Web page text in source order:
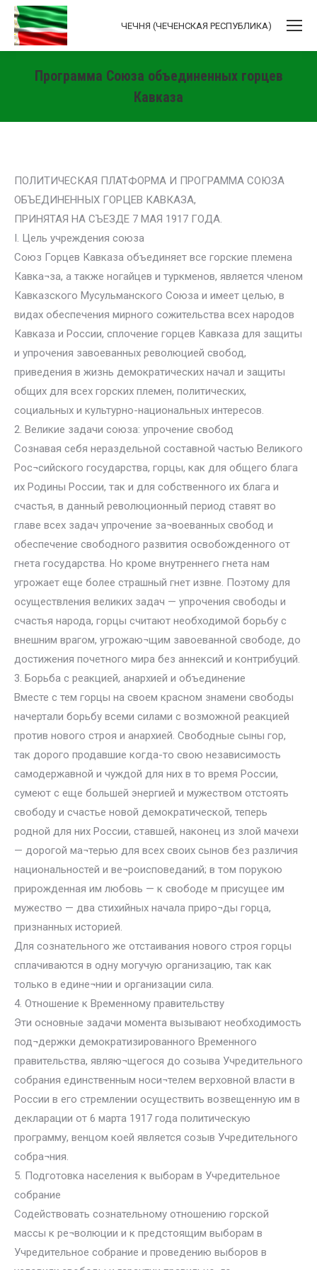
ЧЕЧНЯ (ЧЕЧЕНСКАЯ РЕСПУБЛИКА)
Программа Союза объединенных горцев
Кавказа
ПОЛИТИЧЕСКАЯ ПЛАТФОРМА И ПРОГРАММА СОЮЗА
ОБЪЕДИНЕННЫХ ГОРЦЕВ КАВКАЗА,
ПРИНЯТАЯ НА СЪЕЗДЕ 7 МАЯ 1917 ГОДА.
I. Цель учреждения союза
Союз Горцев Кавказа объединяет все горские племена
Кавка¬за, а также ногайцев и туркменов, является членом
Кавказского Мусульманского Союза и имеет целью, в
видах обеспечения мирного сожительства всех народов
Кавказа и России, сплочение горцев Кавказа для защиты
и упрочения завоеванных революцией свобод,
приведения в жизнь демократических начал и защиты
общих для всех горских племен, политических,
социальных и культурно-национальных интересов.
2. Великие задачи союза: упрочение свобод
Сознавая себя нераздельной составной частью Великого
Рос¬сийского государства, горцы, как для общего блага
их Родины России, так и для собственного их блага и
счастья, в данный революционный период ставят во
главе всех задач упрочение за¬воеванных свобод и
обеспечение свободного развития освобожденного от
гнета государства. Но кроме внутреннего гнета нам
угрожает еще более страшный гнет извне. Поэтому для
осуществления великих задач — упрочения свободы и
счастья народа, горцы считают необходимой борьбу с
внешним врагом, угрожаю¬щим завоеванной свободе, до
достижения почетного мира без аннексий и контрибуций.
3. Борьба с реакцией, анархией и объединение
Вместе с тем горцы на своем красном знамени свободы
начертали борьбу всеми силами с возможной реакцией
против нового строя и анархией. Свободные сыны гор,
так дорого продавшие когда-то свою независимость
самодержавной и чуждой для них в то время России,
сумеют с еще большей энергией и мужеством отстоять
свободу и счастье новой демократической, теперь
родной для них России, ставшей, наконец из злой мачехи
— дорогой ма¬терью для всех своих сынов без различия
национальностей и ве¬роисповеданий; в том порукою
прирожденная им любовь — к свободе м присущее им
мужество — два стихийных начала приро¬ды горца,
признанных историей.
Для сознательного же отстаивания нового строя горцы
сплачиваются в одну могучую организацию, так как
только в едине¬нии и организации сила.
4. Отношение к Временному правительству
Эти основные задачи момента вызывают необходимость
под¬держки демократизированного Временного
правительства, являю¬щегося до созыва Учредительного
собрания единственным носи¬телем верховной власти в
России в его стремлении осуществить возвещенную им в
декларации от 6 марта 1917 года политическую
программу, венцом коей является созыв Учредительного
собра¬ния.
5. Подготовка населения к выборам в Учредительное
собрание
Содействовать сознательному отношению горской
массы к ре¬волюции и к предстоящим выборам в
Учредительное собрание и проведению выборов в